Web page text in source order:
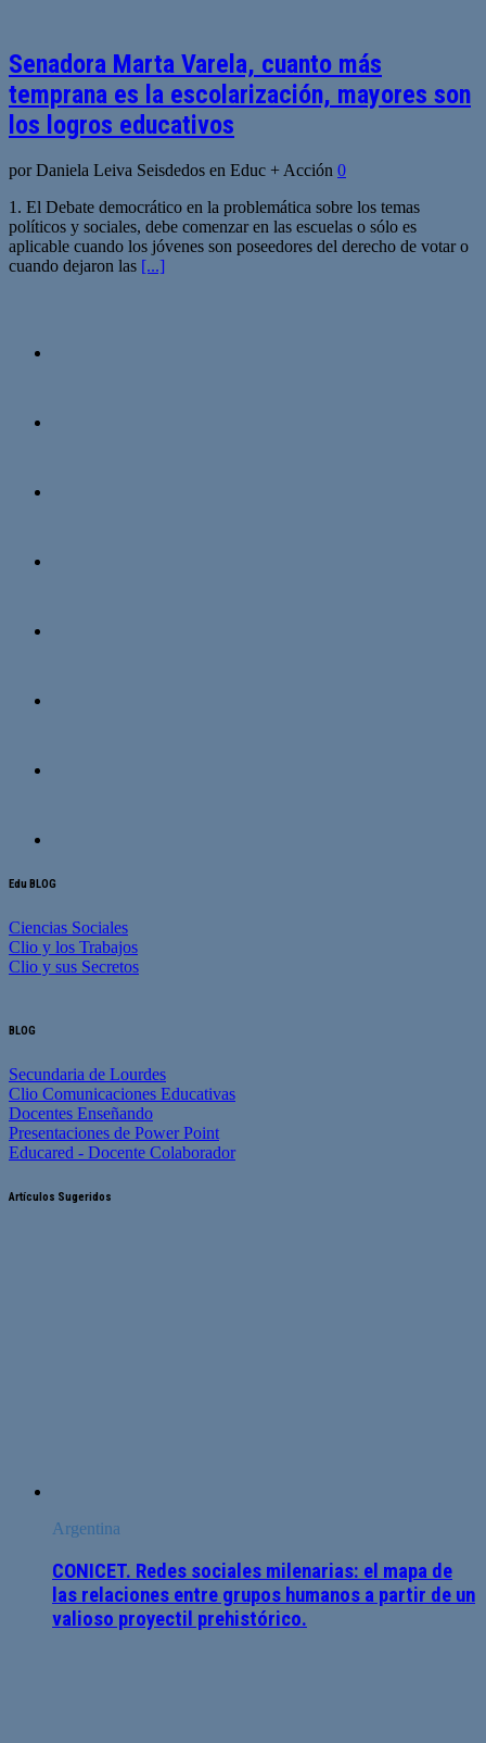
Senadora Marta Varela, cuanto más
temprana es la escolarización, mayores son
los logros educativos
por Daniela Leiva Seisdedos en Educ + Acción 0
1. El Debate democrático en la problemática sobre los temas
políticos y sociales, debe comenzar en las escuelas o sólo es
aplicable cuando los jóvenes son poseedores del derecho de votar o
cuando dejaron las [...]
Edu BLOG
Ciencias Sociales
Clio y los Trabajos
Clio y sus Secretos
BLOG
Secundaria de Lourdes
Clio Comunicaciones Educativas
Docentes Enseñando
Presentaciones de Power Point
Educared - Docente Colaborador
Artículos Sugeridos
Argentina
CONICET. Redes sociales milenarias: el mapa de
las relaciones entre grupos humanos a partir de un
valioso proyectil prehistórico.